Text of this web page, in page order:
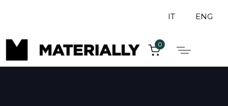
IT ENG
0